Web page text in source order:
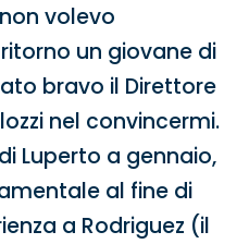
volevo
un giovane di
bravo il Direttore
nel convincermi.
Luperto a gennaio,
al fine di
a Rodriguez (il